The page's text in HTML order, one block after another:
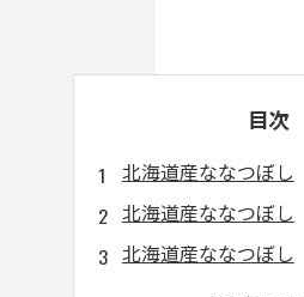
目次
北海道産ななつぼし
北海道産ななつぼし
北海道産ななつぼし